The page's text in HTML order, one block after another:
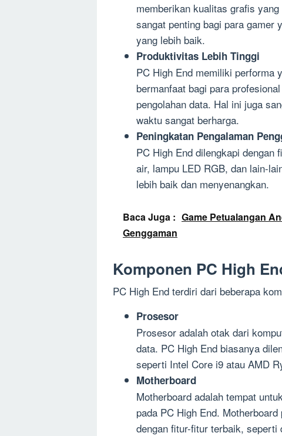
memberikan kualitas grafis
sangat penting bagi para gamer
yang lebih baik.
Produktivitas Lebih Tinggi
PC High End memiliki performa
bermanfaat bagi para
pengolahan data. Hal ini juga
waktu sangat berharga.
Peningkatan Pengalaman
PC High End dilengkapi
air, lampu LED RGB, dan lain-
lebih baik dan menyenangkan.
Baca Juga : Game Petualangan
Genggaman
Komponen PC High
PC High End terdiri dari beberapa
Prosesor
Prosesor adalah otak dari
data. PC High End biasanya
seperti Intel Core i9 atau AMD
Motherboard
Motherboard adalah tempat
pada PC High End.
dengan fitur-fitur terbaik,